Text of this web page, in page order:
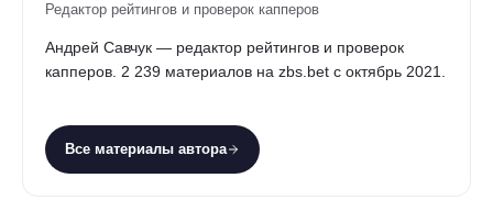
Редактор рейтингов и проверок капперов
Андрей Савчук — редактор рейтингов и проверок
капперов. 2 239 материалов на zbs.bet с октябрь 2021.
Все материалы автора